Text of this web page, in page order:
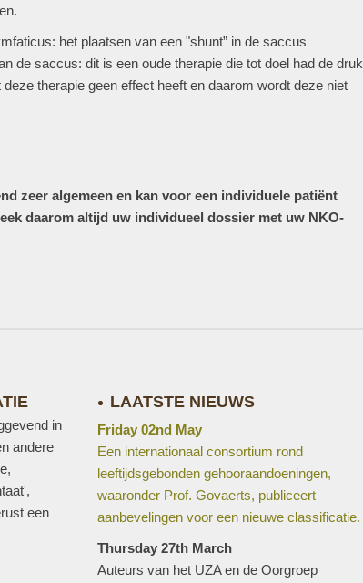
het plaatsen van een "shunt” in de saccus
de saccus: dit is een oude therapie die tot doel had de druk
therapie geen effect heeft en daarom wordt deze niet
zeer algemeen en kan voor een individuele patiënt
daarom altijd uw individueel dossier met uw NKO-
in
andere
een
LAATSTE NIEUWS
Friday 02nd May
Een internationaal consortium rond
leeftijdsgebonden gehooraandoeningen,
waaronder Prof. Govaerts, publiceert
aanbevelingen voor een nieuwe classificatie.
Thursday 27th March
Auteurs van het UZA en de Oorgroep